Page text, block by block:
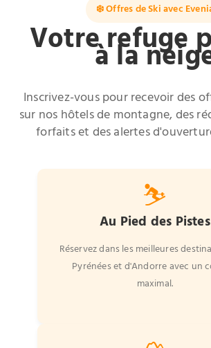
❄️ Offres de Ski avec
Votre refuge
à la
Inscrivez-vous pour recevoir des
sur nos hôtels de montagne, des
forfaits et des alertes
⛷️
Au Pied des Pistes
Réservez dans les meilleures
Pyrénées et d'Andorre avec un
maximal.